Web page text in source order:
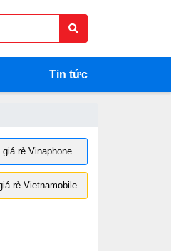
Tin tức
giá rẻ Vinaphone
rẻ Vietnamobile